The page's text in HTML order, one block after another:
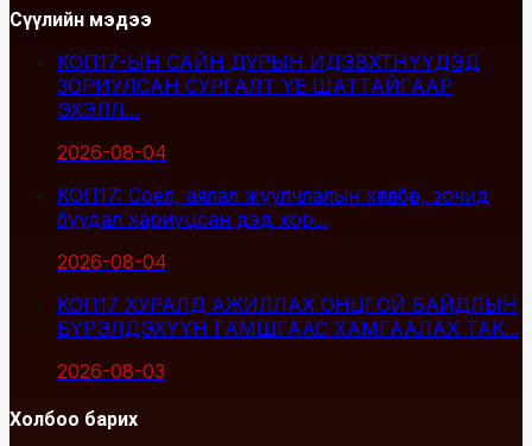
Сүүлийн мэдээ
КОП17-ЫН САЙН ДУРЫН ИДЭВХТНҮҮДЭД
ЗОРИУЛСАН СУРГАЛТ ҮЕ ШАТТАЙГААР
ЭХЭЛЛ...
2026-08-04
КОП17: Соёл, аялал жуулчлалын хөтөлбөр, зочид
буудал хариуцсан дэд хор...
2026-08-04
КОП17 ХУРАЛД АЖИЛЛАХ ОНЦГОЙ БАЙДЛЫН
БҮРЭЛДЭХҮҮН ГАМШГААС ХАМГААЛАХ ТАК...
2026-08-03
Холбоо барих